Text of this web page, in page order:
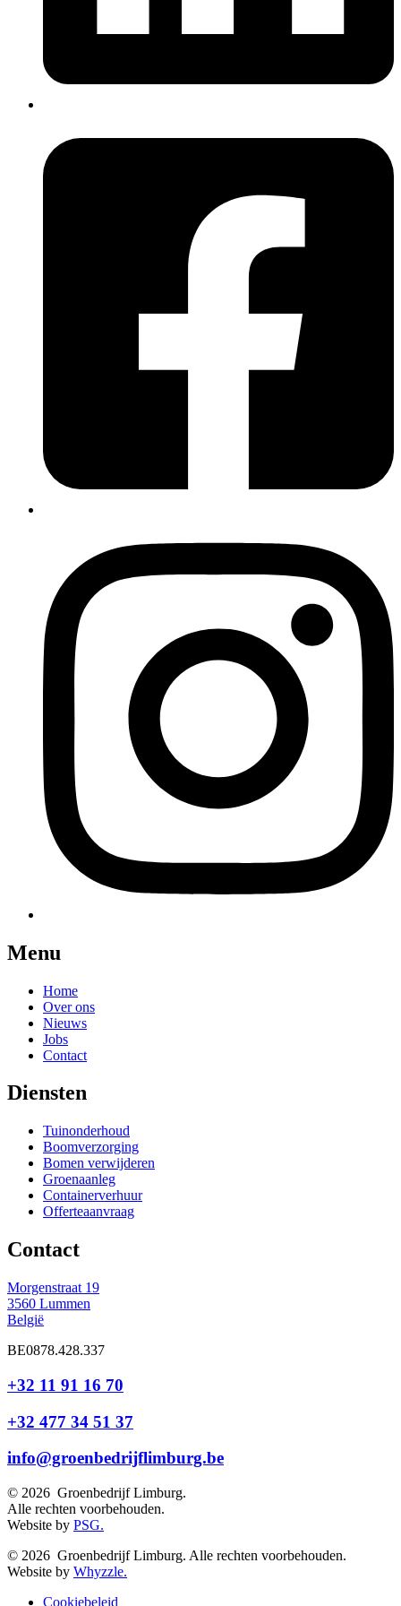
Menu
Home
Over ons
Nieuws
Jobs
Contact
Diensten
Tuinonderhoud
Boomverzorging
Bomen verwijderen
Groenaanleg
Containerverhuur
Offerteaanvraag
Contact
Morgenstraat 19
3560 Lummen
België
BE0878.428.337
+32 11 91 16 70
+32 477 34 51 37
info@groenbedrijflimburg.be
© 2026 Groenbedrijf Limburg.
Alle rechten voorbehouden.
Website by PSG.
© 2026 Groenbedrijf Limburg. Alle rechten voorbehouden.
Website by Whyzzle.
Cookiebeleid